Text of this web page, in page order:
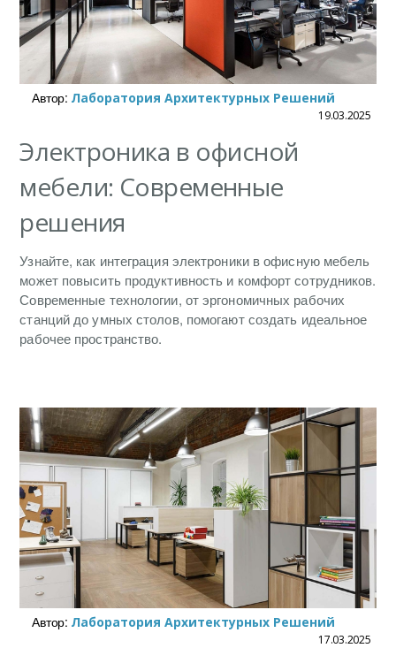
Автор: Лаборатория Архитектурных Решений
19.03.2025
Электроника в офисной
мебели: Современные
решения
Узнайте, как интеграция электроники в офисную мебель
может повысить продуктивность и комфорт сотрудников.
Современные технологии, от эргономичных рабочих
станций до умных столов, помогают создать идеальное
рабочее пространство.
Автор: Лаборатория Архитектурных Решений
17.03.2025